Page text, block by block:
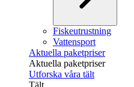
Fiskeutrustning
Vattensport
Aktuella paketpriser
Aktuella paketpriser
Utforska våra tält
Tält